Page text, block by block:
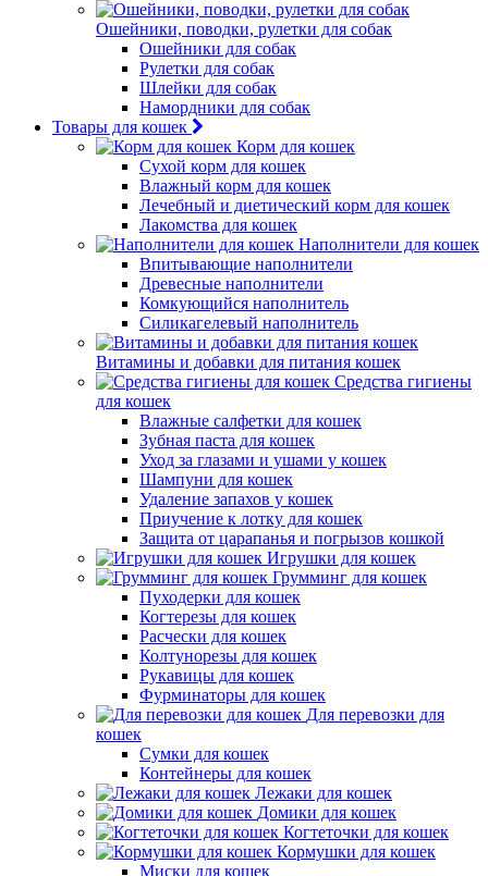
Ошейники, поводки, рулетки для собак
Ошейники для собак
Рулетки для собак
Шлейки для собак
Намордники для собак
Товары для кошек
Корм для кошек
Сухой корм для кошек
Влажный корм для кошек
Лечебный и диетический корм для кошек
Лакомства для кошек
Наполнители для кошек
Впитывающие наполнители
Древесные наполнители
Комкующийся наполнитель
Силикагелевый наполнитель
Витамины и добавки для питания кошек
Средства гигиены
для кошек
Влажные салфетки для кошек
Зубная паста для кошек
Уход за глазами и ушами у кошек
Шампуни для кошек
Удаление запахов у кошек
Приучение к лотку для кошек
Защита от царапанья и погрызов кошкой
Игрушки для кошек
Грумминг для кошек
Пуходерки для кошек
Когтерезы для кошек
Расчески для кошек
Колтунорезы для кошек
Рукавицы для кошек
Фурминаторы для кошек
Для перевозки для
кошек
Сумки для кошек
Контейнеры для кошек
Лежаки для кошек
Домики для кошек
Когтеточки для кошек
Кормушки для кошек
Миски для кошек